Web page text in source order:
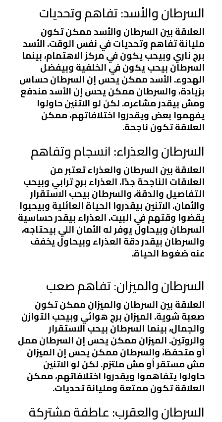
السرطان والأسد: تفاهم وتحديات
العلاقة بين السرطان والأسد ممكن تكون
مليانة تفاهم وتحديات في نفس الوقت. الأسد
برج ناري وبيحب يكون في مركز الاهتمام، بينما
السرطان بيحب يكون في الخلفية وبيفضل
الهدوء. الأسد ممكن يحس إن السرطان حساس
بزيادة، والسرطان ممكن يحس إن الأسد مندفع
ومش بيقدر مشاعره. لكن لو الاتنين حاولوا
يفهموا بعض ويقدروا اختلافاتهم، ممكن
العلاقة تكون ناجحة.
السرطان والعذراء: انسجام وتفاهم
العلاقة بين السرطان والعذراء تعتبر من
العلاقات الناجحة جدًا. العذراء برج ترابي وبيحب
التفاصيل والدقة، والسرطان بيحب الاستقرار
والأمان. الاتنين بيقدروا الحياة العائلية وبيحبوا
يقضوا وقتهم في البيت. العذراء بيقدر حساسية
السرطان وبيحاول يوفر له الأمان اللي بيحتاجه،
والسرطان بيقدر دقة العذراء وبيحاول يخفف
عنه ضغوط الحياة.
السرطان والميزان: تفاهم صعب
العلاقة بين السرطان والميزان ممكن تكون
صعبة شوية. الميزان برج هوائي وبيحب التوازن
والجمال، بينما السرطان بيحب الاستقرار
والروتين. الميزان ممكن يحس إن السرطان ممل
أو متحفظ، والسرطان ممكن يحس إن الميزان
مش مستقر أو مش ملتزم. لكن لو الاتنين
حاولوا يتفاهموا ويقدروا اختلافاتهم، ممكن
العلاقة تكون ممتعة ومليانة تحديات.
السرطان والعقرب: عاطفة مشتركة